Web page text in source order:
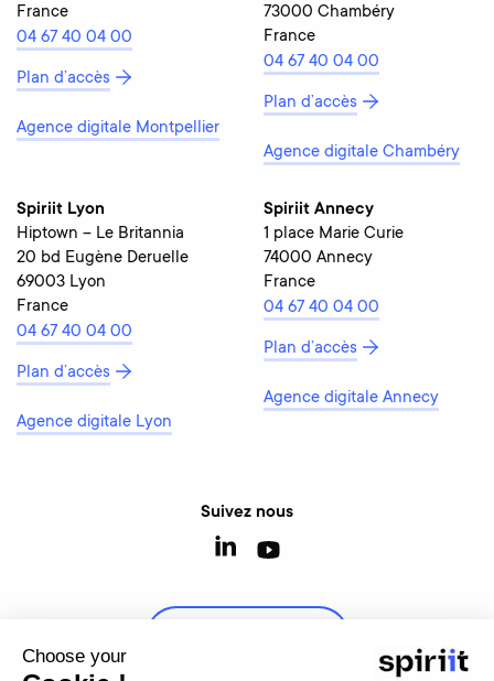
France
04 67 40 04 00
Plan d’accès
Agence digitale Montpellier
73000 Chambéry
France
04 67 40 04 00
Plan d’accès
Agence digitale Chambéry
Spiriit Lyon
Hiptown – Le Britannia
20 bd Eugène Deruelle
69003 Lyon
France
04 67 40 04 00
Plan d’accès
Agence digitale Lyon
Spiriit Annecy
1 place Marie Curie
74000 Annecy
France
04 67 40 04 00
Plan d’accès
Agence digitale Annecy
Suivez nous
Choose your